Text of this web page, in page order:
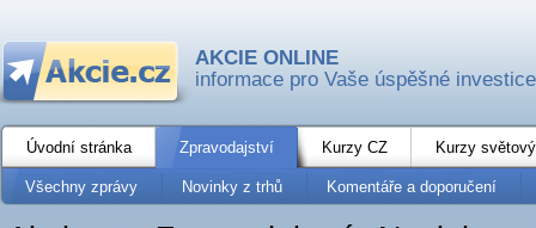
AKCIE ONLINE
informace pro Vaše úspěšné investice
Úvodní stránka Zpravodajství Kurzy CZ Kurzy
Všechny zprávy Novinky z trhů Komentáře a doporučení